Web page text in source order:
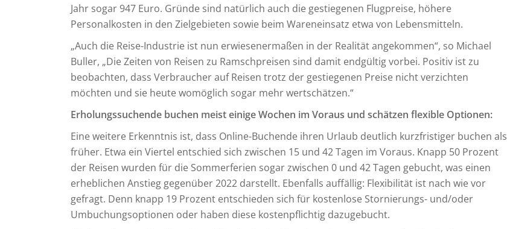
Jahr sogar 947 Euro. Gründe sind natürlich auch die gestiegenen Flugpreise, höhere
Personalkosten in den Zielgebieten sowie beim Wareneinsatz etwa von Lebensmitteln.
„Auch die Reise-Industrie ist nun erwiesenermaßen in der Realität angekommen“, so Michael
Buller, „Die Zeiten von Reisen zu Ramschpreisen sind damit endgültig vorbei. Positiv ist zu
beobachten, dass Verbraucher auf Reisen trotz der gestiegenen Preise nicht verzichten
möchten und sie heute womöglich sogar mehr wertschätzen.“
Erholungssuchende buchen meist einige Wochen im Voraus und schätzen flexible Optionen:
Eine weitere Erkenntnis ist, dass Online-Buchende ihren Urlaub deutlich kurzfristiger buchen als
früher. Etwa ein Viertel entschied sich zwischen 15 und 42 Tagen im Voraus. Knapp 50 Prozent
der Reisen wurden für die Sommerferien sogar zwischen 0 und 42 Tagen gebucht, was einen
erheblichen Anstieg gegenüber 2022 darstellt. Ebenfalls auffällig: Flexibilität ist nach wie vor
gefragt. Denn knapp 19 Prozent entschieden sich für kostenlose Stornierungs- und/oder
Umbuchungsoptionen oder haben diese kostenpflichtig dazugebucht.